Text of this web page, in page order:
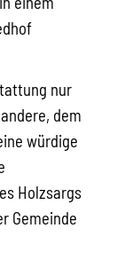
nur
dem
würdige
Holzsargs
Gemeinde